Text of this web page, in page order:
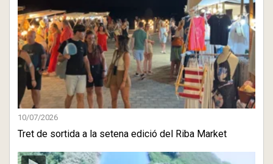
10/07/2026
Tret de sortida a la setena edició del Riba Market